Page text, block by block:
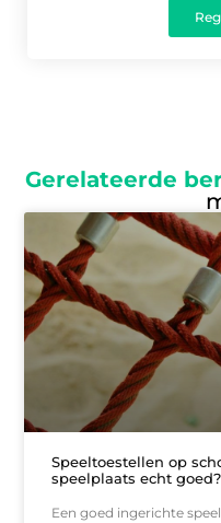
Gerelateerde
Speeltoestellen op
speelplaats echt goed?
Een goed ingerichte